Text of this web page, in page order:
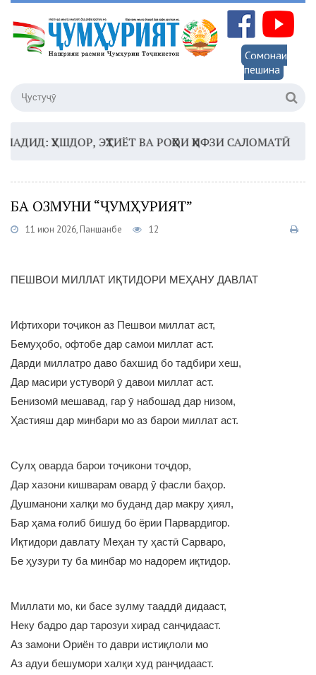
Сомонаи
пешина
ҲУШДОР, ЭҲТИЁТ ВА РОҲҲОИ ҲИФЗИ САЛОМАТӢ
БА ОЗМУНИ “ҶУМҲУРИЯТ”
11 июн 2026, Панҷшанбе 12
ПЕШВОИ МИЛЛАТ ИҚТИДОРИ МЕҲАНУ ДАВЛАТ
Ифтихори тоҷикон аз Пешвои миллат аст,
Бемуҳобо, офтобе дар самои миллат аст.
Дарди миллатро даво бахшид бо тадбири хеш,
Дар масири устуворӣ ӯ давои миллат аст.
Бенизомӣ мешавад, гар ӯ набошад дар низом,
Ҳастияш дар минбари мо аз барои миллат аст.
Сулҳ оварда барои тоҷикони тоҷдор,
Дар хазони кишварам овард ӯ фасли баҳор.
Душманони халқи мо буданд дар макру ҳиял,
Бар ҳама ғолиб бишуд бо ёрии Парвардигор.
Иқтидори давлату Меҳан ту ҳастӣ Сарваро,
Бе ҳузури ту ба минбар мо надорем иқтидор.
Миллати мо, ки басе зулму тааддӣ дидааст,
Неку бадро дар тарозуи хирад санҷидааст.
Аз замони Ориён то даври истиқлоли мо
Аз адуи бешумори халқи худ ранҷидааст.